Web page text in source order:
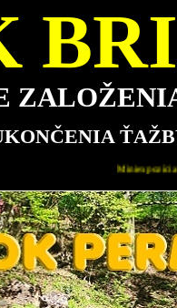
návštevníkov najbližšie otvorená v